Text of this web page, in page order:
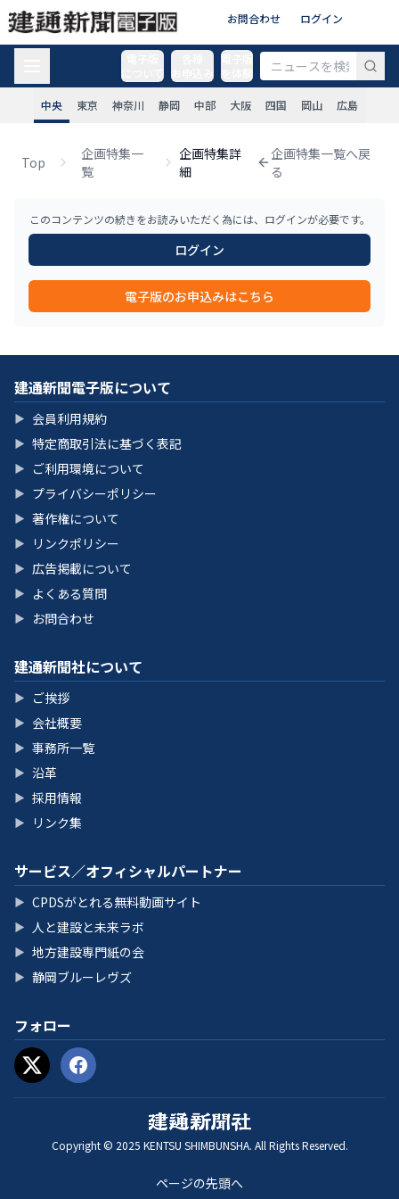
お問合わせ ログイン
電子版
中央 東京 神奈川 静岡 中部 大阪 四国 岡山 広島
Top
企画特集一
覧
企画特集詳
細
企画特集一覧へ戻
る
このコンテンツの続きをお読みいただく為には、ログインが必要です。
ログイン
電子版のお申込みはこちら
建通新聞電子版について
▶ 会員利用規約
▶ 特定商取引法に基づく表記
▶ ご利用環境について
▶ プライバシーポリシー
▶ 著作権について
▶ リンクポリシー
▶ 広告掲載について
▶ よくある質問
▶ お問合わせ
建通新聞社について
▶ ご挨拶
▶ 会社概要
▶ 事務所一覧
▶ 沿革
▶ 採用情報
▶ リンク集
サービス／オフィシャルパートナー
▶ CPDSがとれる無料動画サイト
▶ 人と建設と未来ラボ
▶ 地方建設専門紙の会
▶ 静岡ブルーレヴズ
フォロー
Copyright © 2025 KENTSU SHIMBUNSHA. All Rights Reserved.
ページの先頭へ